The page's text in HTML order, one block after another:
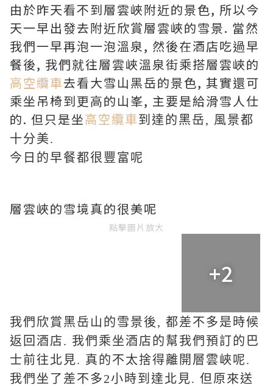
由於昨天看不到層雲峽附近的景色, 所以今
天一早出發去附近欣賞層雲峽的雪景. 當然
我們一早再泡一泡溫泉, 然後在酒店吃過早
餐後, 我們就往層雲峽溫泉街乘搭層雲峽的
高空纜車去看大雪山黑岳的景色, 其實還可
乘坐吊椅到更高的山峯, 主要是給滑雪人仕
的. 但只是坐高空纜車 到達的黑岳, 風景都
十分美.
今日的早餐都很豐富呢
層雲峽的雪境真的很美呢
點擊圖片放大
+2
我們欣賞黑岳山的雪景後, 都差不多是時候
返回酒店. 我們乘坐酒店的幫我們預訂的 巴
士前往北見. 真的不太捨得離開層雲峽呢.
我們坐了差不多2小時到達北見. 但原來送